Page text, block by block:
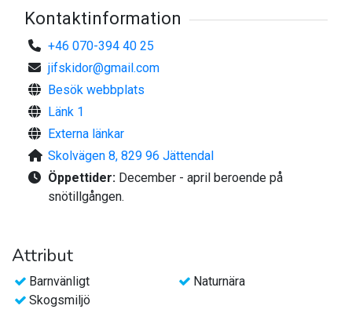
Kontaktinformation
+46 070-394 40 25
jifskidor@gmail.com
Besök webbplats
Länk 1
Externa länkar
Skolvägen 8, 829 96 Jättendal
Öppettider: December - april beroende på
snötillgången.
Attribut
Barnvänligt
Naturnära
Skogsmiljö